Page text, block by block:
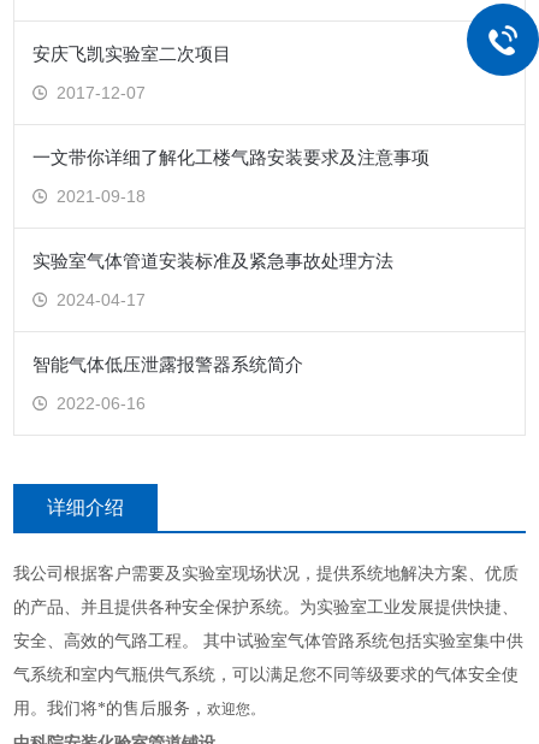
安庆飞凯实验室二次项目
2017-12-07
一文带你详细了解化工楼气路安装要求及注意事项
2021-09-18
实验室气体管道安装标准及紧急事故处理方法
2024-04-17
智能气体低压泄露报警器系统简介
2022-06-16
详细介绍
我公司根据客户需要及实验室现场状况，提供系统地解决方案、优质
的产品、并且提供各种安全保护系统。为实验室工业发展提供快捷、
安全、高效的气路工程。 其中试验室气体管路系统包括实验室集中供
气系统和室内气瓶供气系统，可以满足您不同等级要求的气体安全使
用。我们将*的售后服务，欢迎您。